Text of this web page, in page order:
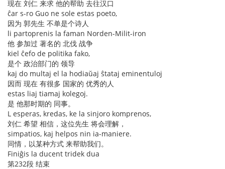
现在 刘仁 来求 他的帮助 去往汉口
ĉar s-ro Guo ne sole estas poeto,
因为 郭先生 不单是个诗人
li partoprenis la faman Norden-Milit-iron
他 参加过 著名的 北伐 战争
kiel ĉefo de politika fako,
是个 政治部门的 领导
kaj do multaj el la hodiaŭaj ŝtataj eminentuloj
因而 现在 有很多 国家的 优秀的人
estas liaj tiamaj kolegoj.
是 他那时期的 同事。
L esperas, kredas, ke la sinjoro komprenos,
刘仁 希望 相信，这位先生 将会理解，
simpatios, kaj helpos nin ia-maniere.
同情，以某种方式 来帮助我们。
Finiĝis la ducent tridek dua
第232段 结束